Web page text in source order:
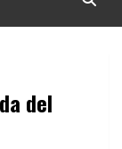
del